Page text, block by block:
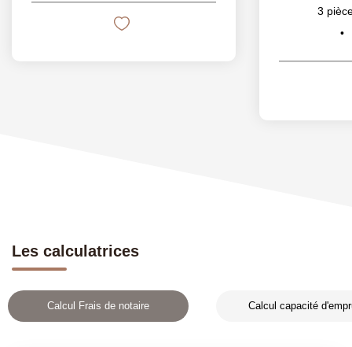
3
Les calculatrices
Calcul Frais de notaire Calcul capacité